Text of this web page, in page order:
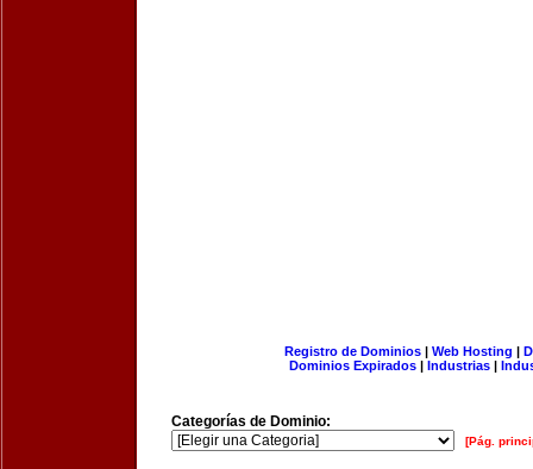
Registro de Dominios| Web Hosting |
Dominios Expirados | Industrias |
Categorías de Dominio:
[Pág.